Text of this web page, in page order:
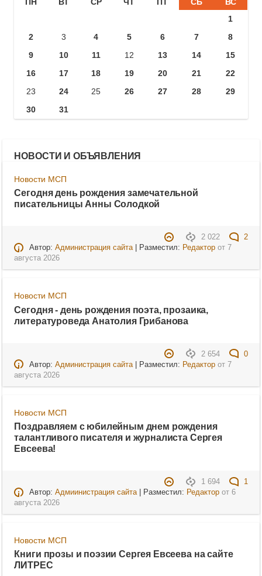
1
2
3 4 5 6 7
8
9
10 11 12 13 14
15
16
17 18 19 20 21
22
23
24 25 26 27 28
29
30
31
НОВОСТИ И ОБЪЯВЛЕНИЯ
Новости МСП
Сегодня день рождения замечательной
писательницы Анны Солодкой
2 022
2
Автор: Администрация сайта| Разместил: Редакторот 7
августа 2026
Новости МСП
Сегодня - день рождения поэта, прозаика,
литературоведа Анатолия Грибанова
2 654
0
Автор: Администрация сайта| Разместил: Редакторот 7
августа 2026
Новости МСП
Поздравляем с юбилейным днем рождения
талантливого писателя и журналиста Сергея
Евсеева!
1 694
1
Автор: Адмиинистрация сайта| Разместил: Редакторот 6
августа 2026
Новости МСП
Книги прозы и поэзии Сергея Евсеева на сайте
ЛИТРЕС